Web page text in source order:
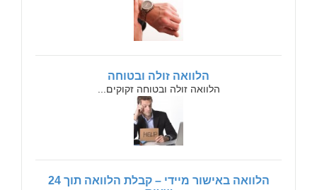
הלוואה זולה ובטוחה
הלוואה זולה ובטוחה זקוקים...
הלוואה באישור מיידי – קבלת הלוואה תוך 24